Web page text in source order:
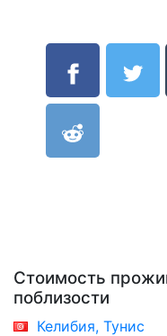
Стоимость
поблизости
Келибия, Тунис